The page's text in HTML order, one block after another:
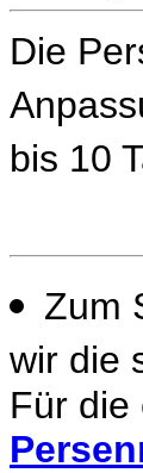
Die
bis 10
Zum
wir die
Für